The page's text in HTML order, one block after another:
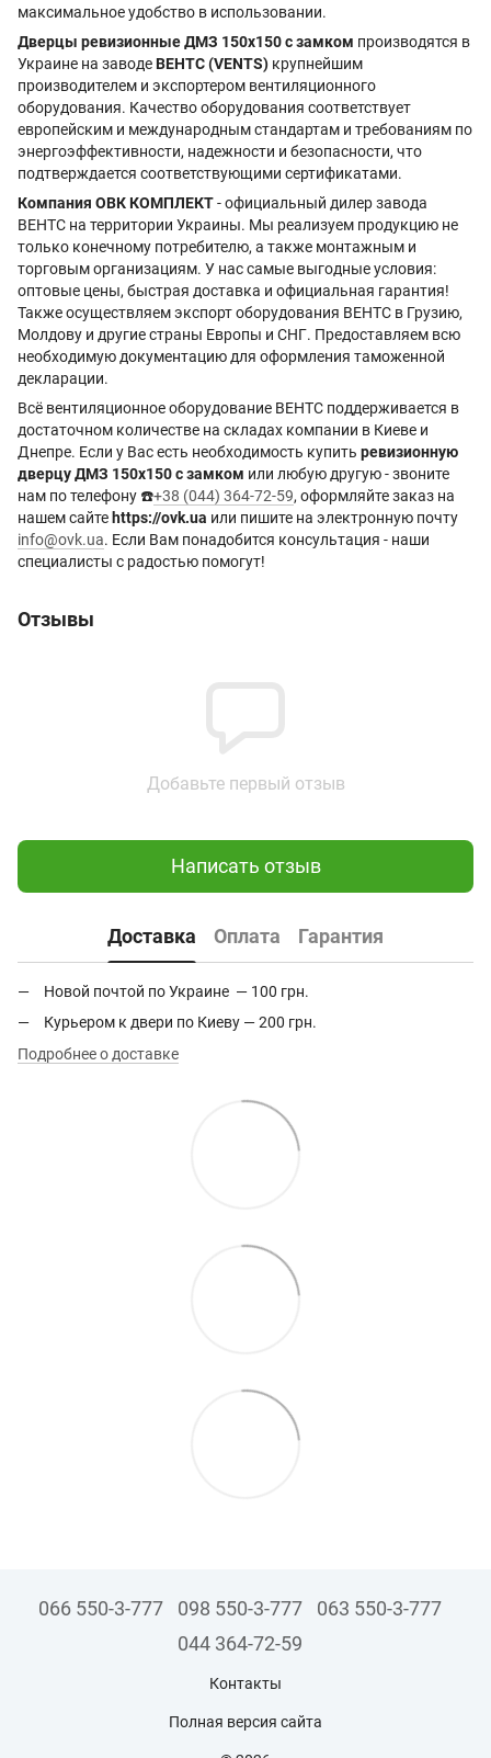
максимальное удобство в использовании.
Дверцы ревизионные ДМЗ 150x150 с замком производятся в
Украине на заводеВЕНТС (VENTS) крупнейшим
производителем и экспортером вентиляционного
оборудования. Качество оборудования соответствует
европейским и международным стандартам и требованиям по
энергоэффективности, надежности и безопасности, что
подтверждается соответствующими сертификатами.
Компания ОВК КОМПЛЕКТ- официальный дилер завода
ВЕНТС на территории Украины. Мы реализуем продукцию не
только конечному потребителю, а также монтажным и
торговым организациям. У нас самые выгодные условия:
оптовые цены, быстрая доставка и официальная гарантия!
Также осуществляем экспорт оборудования ВЕНТС в Грузию,
Молдову и другие страны Европы и СНГ. Предоставляем всю
необходимую документацию для оформления таможенной
декларации.
Всё вентиляционное оборудование ВЕНТС поддерживается в
достаточном количестве на складах компании в Киеве и
Днепре. Если у Вас есть необходимость купить ревизионную
дверцу ДМЗ 150x150 с замком или любую другую - звоните
нам по телефону ☎️+38 (044) 364-72-59, оформляйте заказ на
нашем сайте https://ovk.ua или пишите на электронную почту
info@ovk.ua. Если Вам понадобится консультация - наши
специалисты с радостью помогут!
Отзывы
Добавьте первый отзыв
Написать отзыв
Доставка Оплата Гарантия
Новой почтой по Украине — 100 грн.
Курьером к двери по Киеву — 200 грн.
Подробнее о доставке
066 550-3-777 098 550-3-777
063 550-3-777
044 364-72-59
Контакты
Полная версия сайта